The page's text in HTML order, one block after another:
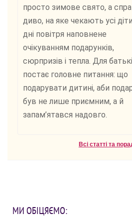
просто зимове свято, а
диво, на яке чекають усі
дні повітря наповнене
очікуванням подарунків,
сюрпризів і тепла. Для
постає головне питання: що
подарувати дитині, аби
був не лише приємним, а й
запам’ятався надовго.
Всі статті та
МИ ОБІЦЯЄМО: